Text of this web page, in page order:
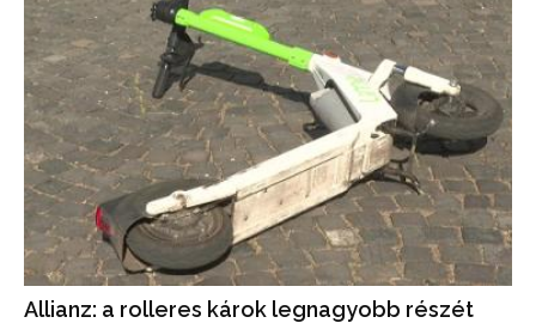
Allianz: a rolleres károk legnagyobb részét